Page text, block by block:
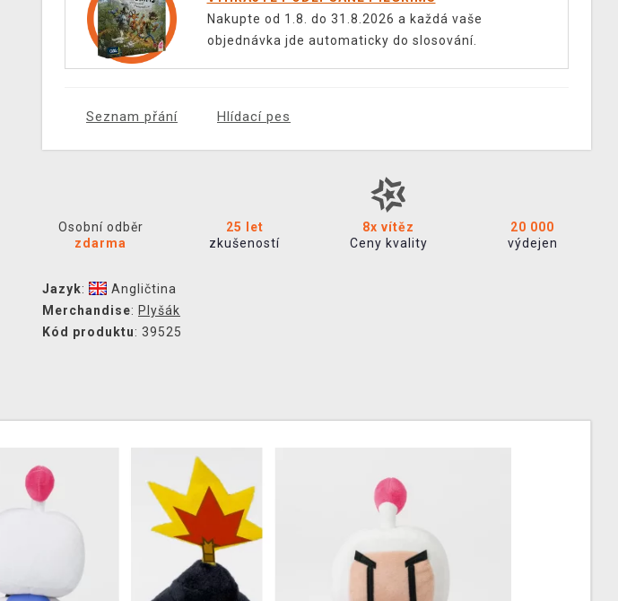
Nakupte od 1.8. do 31.8.2026 a každá vaše
objednávka jde automaticky do slosování.
Seznam přání Hlídací pes
Osobní odběr
zdarma
25 let
zkušeností
8x vítěz
Ceny kvality
20 000
výdejen
Jazyk:
Angličtina
Merchandise: Plyšák
Kód produktu: 39525